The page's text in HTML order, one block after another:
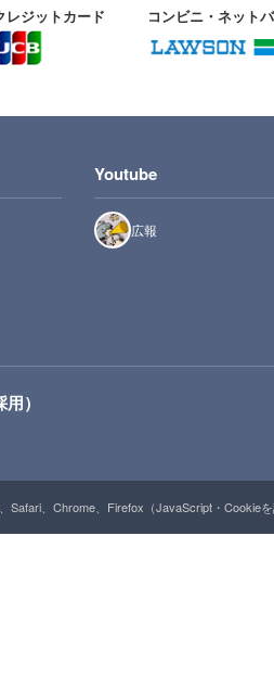
レジットカード コンビニ・ネット
Youtube
広報
）
Safari、Chrome、Firefox（JavaScript・Cookie